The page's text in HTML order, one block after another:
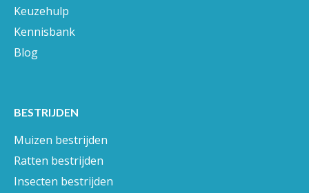
Keuzehulp
Kennisbank
Blog
BESTRIJDEN
Muizen bestrijden
Ratten bestrijden
Insecten bestrijden